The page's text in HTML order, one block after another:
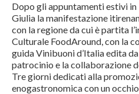
Dopo gli appuntamenti estivi in
Giulia la manifestazione
con la regione da cui è partita
Culturale FoodAround, con la
guida Vinibuoni d’Italia edita
patrocinio e la collaborazione
Tre giorni dedicati alla
enogastronomica con un